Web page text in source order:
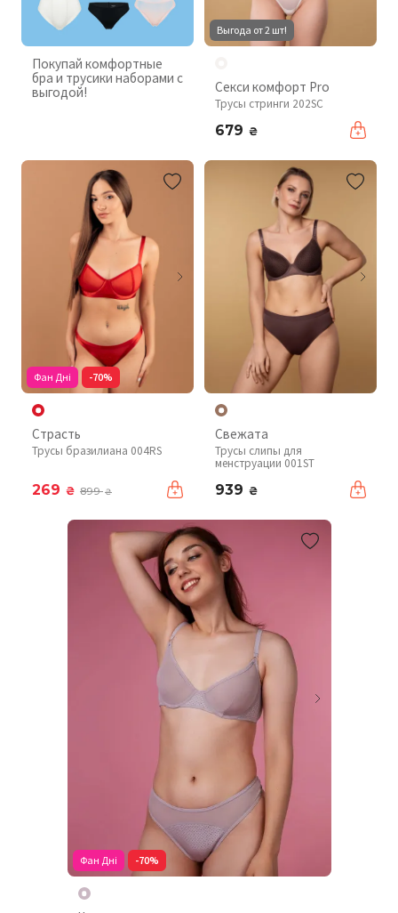
Покупай комфортные
бра и трусики наборами с
выгодой!
Выгода от 2 шт!
Секси комфорт Pro
Трусы стринги 202SC
679 ₴
Фан Дні -70%
Страсть
Трусы бразилиана 004RS
269 ₴ 899₴
Свежата
Трусы слипы для
менструации 001ST
939 ₴
Фан Дні -70%